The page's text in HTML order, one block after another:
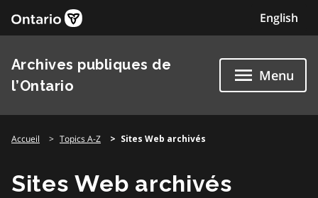
English
Archives publiques de
l’Ontario
Menu
Accueil Topics A-Z Sites Web archivés
Sites Web archivés